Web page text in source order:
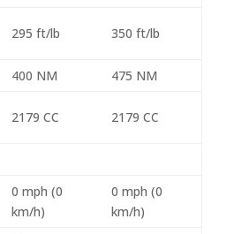
295 ft/lb 350 ft/lb
400 NM
475 NM
2179 CC 2179 CC
0 mph (0
km/h)
0 mph (0
km/h)